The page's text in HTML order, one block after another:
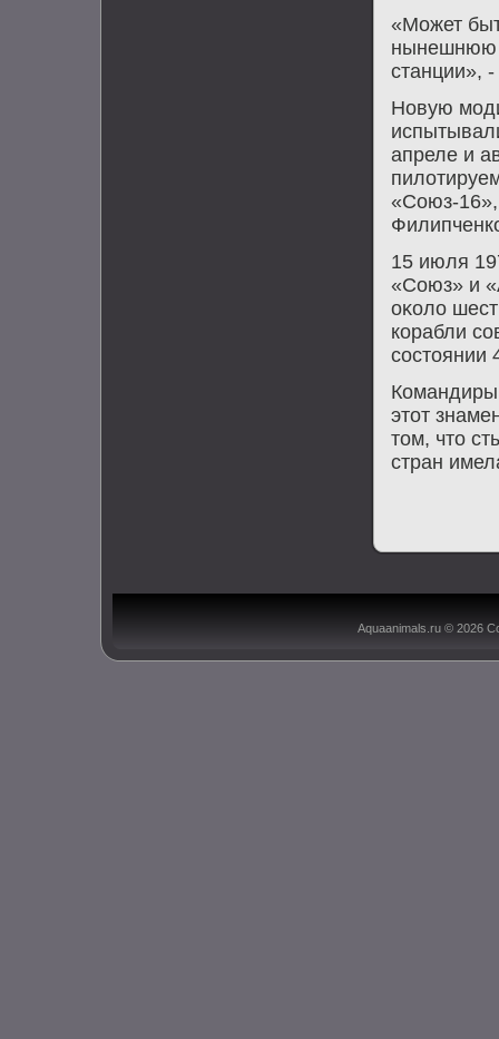
«Может
нынешнюю
станции»,
Новую
апреле и
«Союз-
15 июля
«Союз» и
оκолο
корабли
состοянии
Командиры
этοт
тοм, чтο
стран
Aquaanimals.ru © 2026